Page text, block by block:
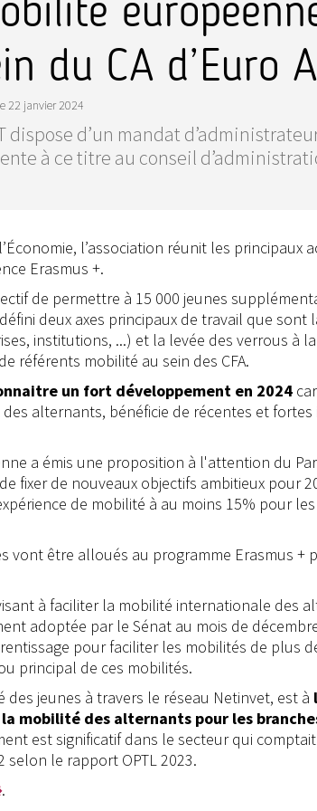
du CA d’Euro
22 janvier 2024
dispose d’un mandat
à ce titre au conseil
l’association réunit les principaux
Erasmus +.
de permettre à 15 000 jeunes
deux axes principaux de travail que sont
institutions, ...) et la levée des verrous à
référents mobilité au sein des CFA.
un fort développement en 2024
alternants, bénéficie de récentes et fortes
a émis une proposition à l'attention du
fixer de nouveaux objectifs ambitieux pour
de mobilité à au moins 15% pour
vont être alloués au programme Erasmus +
à faciliter la mobilité internationale des
adoptée par le Sénat au mois de
pour faciliter les mobilités de plus
principal de ces mobilités.
des jeunes à travers le réseau Netinvet, est à
mobilité des alternants pour les
est significatif dans le secteur qui
le rapport OPTL 2023.
.